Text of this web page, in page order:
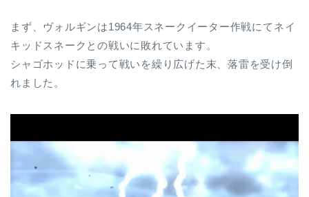
まず、ヴォルギンは1964年スネークイーター作戦にてネイ
キッドスネークとの戦いに敗れています。
シャゴホッドに乗って戦いを繰り広げた末、落雷を受け倒
れました。